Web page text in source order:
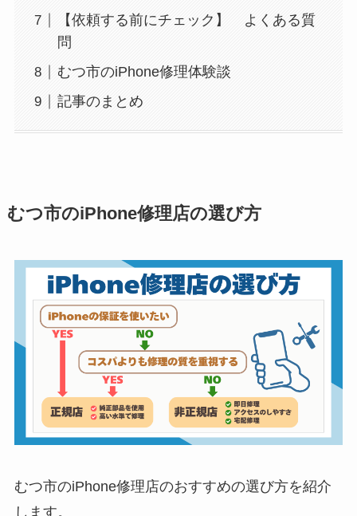
【依頼する前にチェック】 よくある質
問
むつ市のiPhone修理体験談
記事のまとめ
むつ市のiPhone修理店の選び方
むつ市のiPhone修理店のおすすめの選び方を紹介
します。